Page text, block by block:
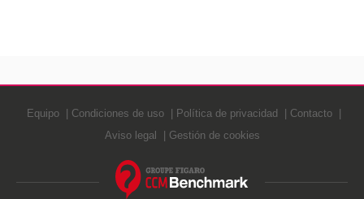
Equipo Condiciones de uso Política de privacidad
Contacto
Aviso legal
Gestión de cookies